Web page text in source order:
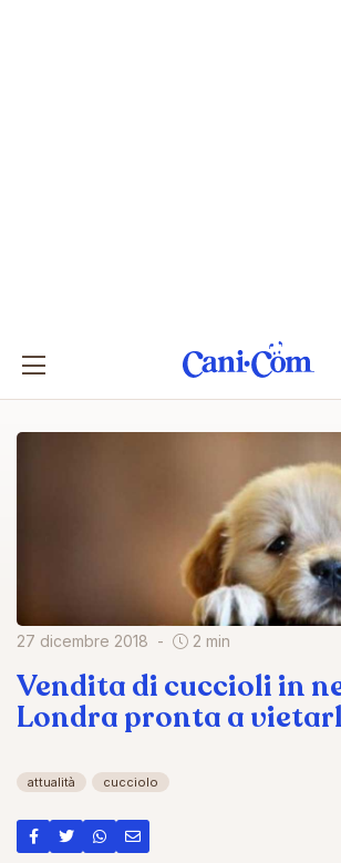
27 dicembre 2018 2 min
Vendita di cuccioli in
Londra pronta a
attualità cucciolo